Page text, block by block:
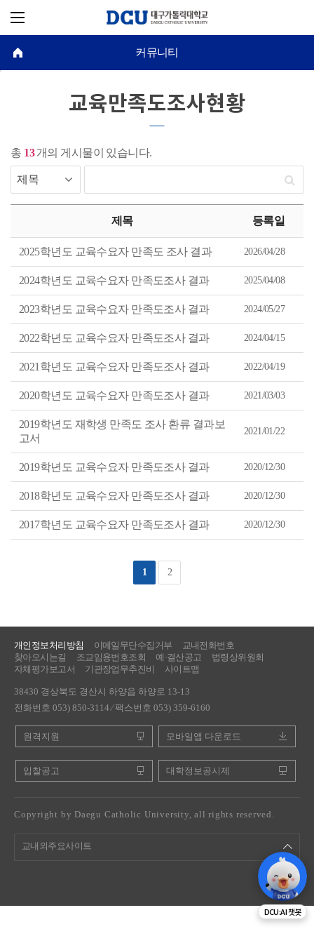
커뮤니티
교육만족도조사현황
총 13개의 게시물이 있습니다.
족
도
조
사
현
황
게
시
목
록
등
록
림
으
정
리
된
표
제목 등록일
2025학년도 교육수요자 만족도 조사 결과 2026/04/28
2024학년도 교육수요자 만족도조사 결과 2025/04/08
2023학년도 교육수요자 만족도조사 결과 2024/05/27
2022학년도 교육수요자 만족도조사 결과 2024/04/15
2021학년도 교육수요자 만족도조사 결과 2022/04/19
2020학년도 교육수요자 만족도조사 결과 2021/03/03
2019학년도 재학생 만족도 조사 환류 결과보
고서
2021/01/22
2019학년도 교육수요자 만족도조사 결과 2020/12/30
2018학년도 교육수요자 만족도조사 결과 2020/12/30
2017학년도 교육수요자 만족도조사 결과 2020/12/30
1 2
개인정보처리방침 이메일무단수집거부
교내전화번호
찾아오시는길
조교임용번호조회 예·결산공고
법령상위원회
자체평가보고서
기관장업무추진비 사이트맵
38430 경상북도 경산시 하양읍 하양로 13-13
전화번호 053) 850-3114 ⁄ 팩스번호 053) 359-6160
원격지원 모바일앱 다운로드
입찰공고 대학정보공시제
Copyright by Daegu Catholic University, all rights reserved.
교내외주요사이트
DCU:AI 챗봇